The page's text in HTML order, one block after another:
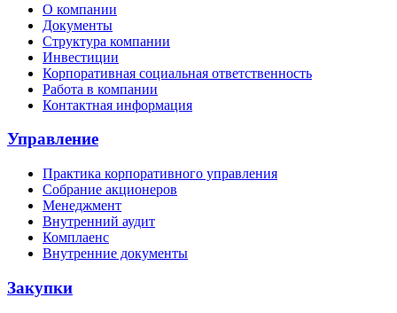
О компании
Документы
Структура компании
Инвестиции
Корпоративная социальная ответственность
Работа в компании
Контактная информация
Управление
Практика корпоративного управления
Собрание акционеров
Менеджмент
Внутренний аудит
Комплаенс
Внутренние документы
Закупки